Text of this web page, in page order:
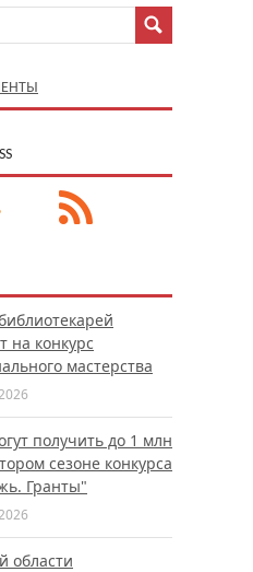
на конкурс
мастерства
получить до 1 млн
сезоне конкурса
Гранты"
области